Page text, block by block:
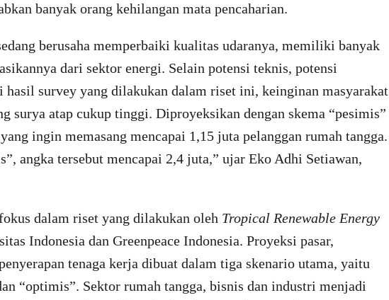
banyak orang kehilangan mata pencaharian.
berusaha memperbaiki kualitas udaranya, memiliki banyak
dari sektor energi. Selain potensi teknis, potensi
hasil survey yang dilakukan dalam riset ini, keinginan masyarakat
surya atap cukup tinggi. Diproyeksikan dengan skema “pesimis”
ingin memasang mencapai 1,15 juta pelanggan rumah tangga.
angka tersebut mencapai 2,4 juta,” ujar Eko Adhi Setiawan,
dalam riset yang dilakukan oleh Tropical Renewable Energy
Indonesia dan Greenpeace Indonesia. Proyeksi pasar,
tenaga kerja dibuat dalam tiga skenario utama, yaitu
“optimis”. Sektor rumah tangga, bisnis dan industri menjadi